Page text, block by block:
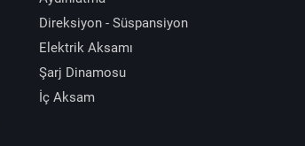
Direksiyon - Süspansiyon
Elektrik Aksamı
Şarj Dinamosu
İç Aksam